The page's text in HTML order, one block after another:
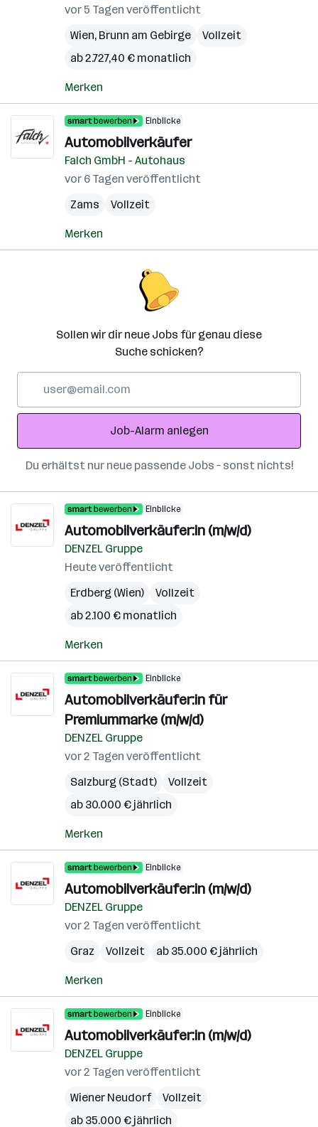
vor 5 Tagen veröffentlicht
Wien, Brunn am Gebirge
Vollzeit
ab 2.727,40 € monatlich
Merken
Einblicke
Automobilverkäufer
Falch GmbH - Autohaus
vor 6 Tagen veröffentlicht
Zams
Vollzeit
Merken
Sollen wir dir neue Jobs für genau diese
Suche schicken?
Adresse
Job-Alarm anlegen
Du erhältst nur neue passende Jobs – sonst nichts!
Einblicke
Automobilverkäufer:in (m/w/d)
DENZEL Gruppe
Heute veröffentlicht
Erdberg (Wien)
Vollzeit
ab 2.100 € monatlich
Merken
Einblicke
Automobilverkäufer:in für
Premiummarke (m/w/d)
DENZEL Gruppe
vor 2 Tagen veröffentlicht
Salzburg (Stadt)
Vollzeit
ab 30.000 € jährlich
Merken
Einblicke
Automobilverkäufer:in (m/w/d)
DENZEL Gruppe
vor 2 Tagen veröffentlicht
Graz
Vollzeit ab 35.000 € jährlich
Merken
Einblicke
Automobilverkäufer:in (m/w/d)
DENZEL Gruppe
vor 2 Tagen veröffentlicht
Wiener Neudorf
Vollzeit
ab 35.000 € jährlich